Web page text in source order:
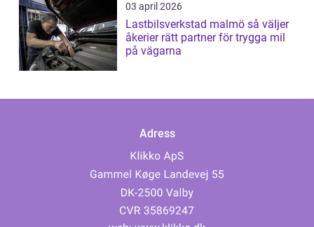
03 april 2026
Lastbilsverkstad malmö så väljer
åkerier rätt partner för trygga mil
på vägarna
Adress